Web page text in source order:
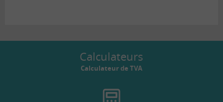
Calculateurs
Calculateur de TVA